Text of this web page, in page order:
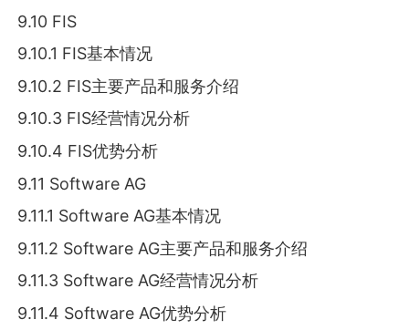
9.10 FIS
9.10.1 FIS基本情况
9.10.2 FIS主要产品和服务介绍
9.10.3 FIS经营情况分析
9.10.4 FIS优势分析
9.11 Software AG
9.11.1 Software AG基本情况
9.11.2 Software AG主要产品和服务介绍
9.11.3 Software AG经营情况分析
9.11.4 Software AG优势分析